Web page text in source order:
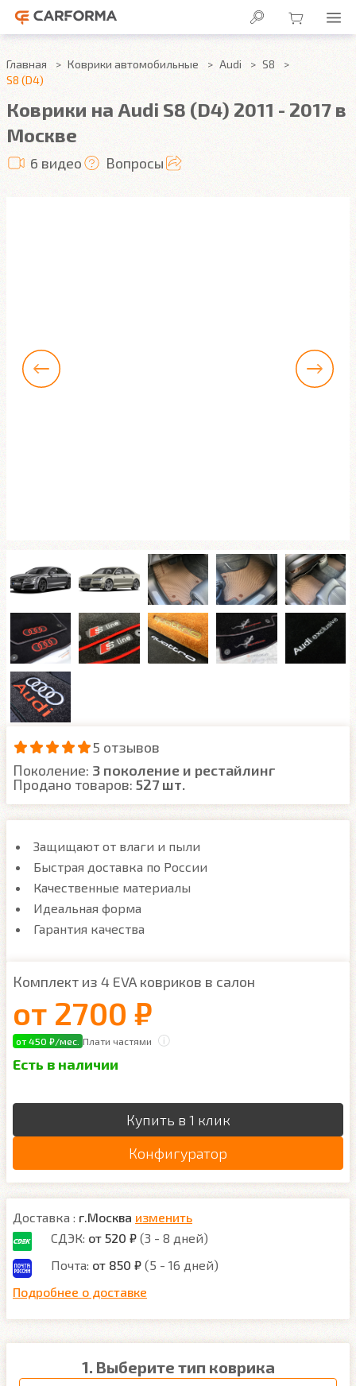
Главная Коврики автомобильные Audi
S8
S8 (D4)
Коврики на Audi S8 (D4) 2011 - 2017 в
Москве
6 видео Вопросы
5 отзывов
Поколение: 3 поколение и рестайлинг
Продано товаров: 527 шт.
Защищают от влаги и пыли
Быстрая доставка по России
Качественные материалы
Идеальная форма
Гарантия качества
Комплект из 4 EVA ковриков в салон
от 2700 ₽
от 450 ₽/мес. Плати частями
Есть в наличии
Купить в 1 клик
Конфигуратор
Доставка : г.Москва изменить
СДЭК: от 520 ₽ (3 - 8 дней)
Почта: от 850 ₽ (5 - 16 дней)
Подробнее о доставке
1. Выберите тип коврика